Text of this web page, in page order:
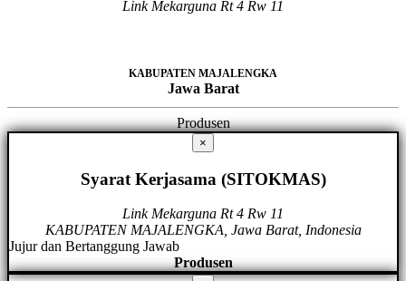
Link Mekarguna Rt 4 Rw 11
KABUPATEN MAJALENGKA
Jawa Barat
Produsen
×
Syarat Kerjasama (SITOKMAS)
Link Mekarguna Rt 4 Rw 11
KABUPATEN MAJALENGKA, Jawa Barat, Indonesia
Jujur dan Bertanggung Jawab
Produsen